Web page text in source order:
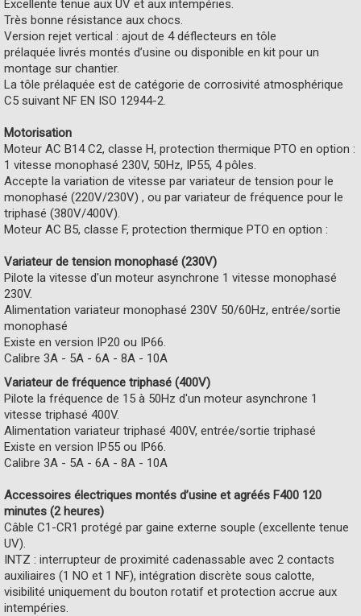
Excellente tenue aux UV et aux intempéries.
Très bonne résistance aux chocs.
Version rejet vertical : ajout de 4 déflecteurs en tôle
prélaquée livrés montés d’usine ou disponible en kit pour un
montage sur chantier.
La tôle prélaquée est de catégorie de corrosivité atmosphérique
C5 suivant NF EN ISO 12944-2.
Motorisation
Moteur AC B14 C2, classe H, protection thermique PTO en option :
1 vitesse monophasé 230V, 50Hz, IP55, 4 pôles.
Accepte la variation de vitesse par variateur de tension pour le
monophasé (220V/230V) , ou par variateur de fréquence pour le
triphasé (380V/400V).
Moteur AC B5, classe F, protection thermique PTO en option :
Variateur de tension monophasé (230V)
Pilote la vitesse d'un moteur asynchrone 1 vitesse monophasé
230V.
Alimentation variateur monophasé 230V 50/60Hz, entrée/sortie
monophasé
Existe en version IP20 ou IP66.
Calibre 3A - 5A - 6A - 8A - 10A
Variateur de fréquence triphasé (400V)
Pilote la fréquence de 15 à 50Hz d'un moteur asynchrone 1
vitesse triphasé 400V.
Alimentation variateur triphasé 400V, entrée/sortie triphasé
Existe en version IP55 ou IP66.
Calibre 3A - 5A - 6A - 8A - 10A
Accessoires électriques montés d’usine et agréés F400 120
minutes (2 heures)
Câble C1-CR1 protégé par gaine externe souple (excellente tenue
UV).
INTZ : interrupteur de proximité cadenassable avec 2 contacts
auxiliaires (1 NO et 1 NF), intégration discrète sous calotte,
visibilité uniquement du bouton rotatif et protection accrue aux
intempéries.